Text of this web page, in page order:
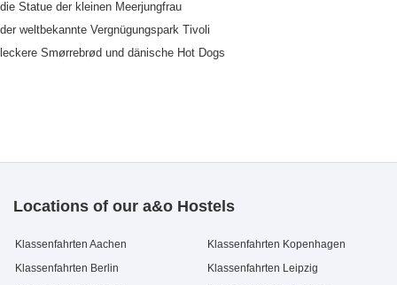
die Statue der kleinen Meerjungfrau
der weltbekannte Vergnügungspark Tivoli
leckere Smørrebrød und dänische Hot Dogs
Locations of our a&o Hostels
Klassenfahrten Aachen
Klassenfahrten Berlin
Klassenfahrten Kopenhagen
Klassenfahrten Leipzig